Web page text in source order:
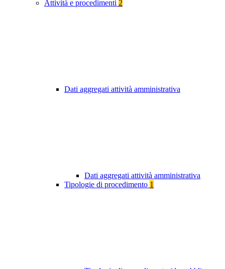
Attività e procedimenti 2
Dati aggregati attività amministrativa
Dati aggregati attività amministrativa
Tipologie di procedimento 1